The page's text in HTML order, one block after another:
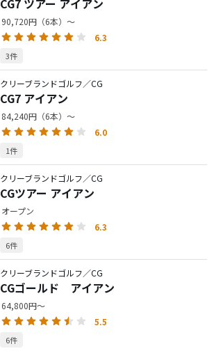
CG7 ツアー アイアン
90,720円（6本）～
6.3
3件
クリーブランドゴルフ／CG
CG7 アイアン
84,240円（6本）～
6.0
1件
クリーブランドゴルフ／CG
CGツアー アイアン
オープン
6.3
6件
クリーブランドゴルフ／CG
CGゴールド アイアン
64,800円～
5.5
6件